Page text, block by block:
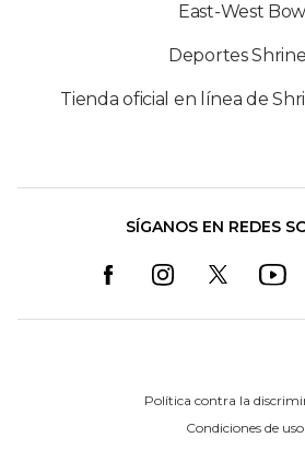
East-West Bowl
Deportes
Tienda oficial en línea de
SÍGANOS EN REDES
Política contra la
Condiciones de uso